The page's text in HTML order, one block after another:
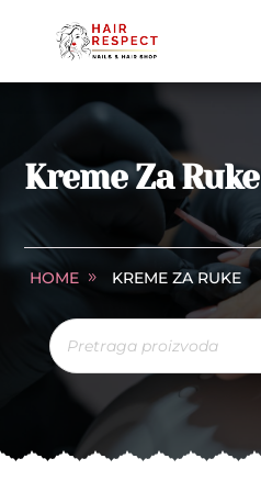
Kreme Za Ruke
HOME KREME ZA RUKE
Products
search